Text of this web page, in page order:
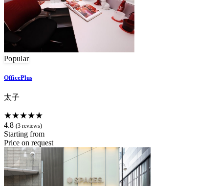
Popular
OfficePlus
太子
★★★★★
4.8 (3 reviews)
Starting from
Price on request